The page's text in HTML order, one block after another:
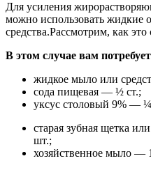
Для усиления
можно использовать
средства.Рассмотрим, как это
В этом случае вам
жидкое мыло или
сода пищевая — ½ ст.;
уксус столовый 9% — ¼
старая зубная щетка
шт.;
хозяйственное мыло —